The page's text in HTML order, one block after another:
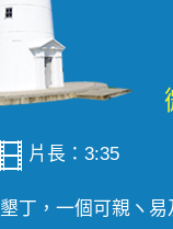
片長：3:35
墾丁，一個可親ヽ易